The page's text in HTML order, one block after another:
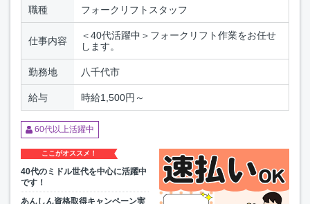
職種 フォークリフトスタッフ
仕事内容
＜40代活躍中＞フォークリフト作業をお任せ
します。
勤務地 八千代市
給与 時給1,500円～
60代以上活躍中
ここがオススメ！
40代のミドル世代を中心に活躍中
です！
あんしん資格取得キャンペーン実